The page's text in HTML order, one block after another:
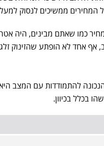
המחירים ממשיכים לנסוק
כמו שאתם מבינים, היה
אחד לא הופתע שהזינוק
להתמודדות עם המצב היא
בכלל בכיוון.